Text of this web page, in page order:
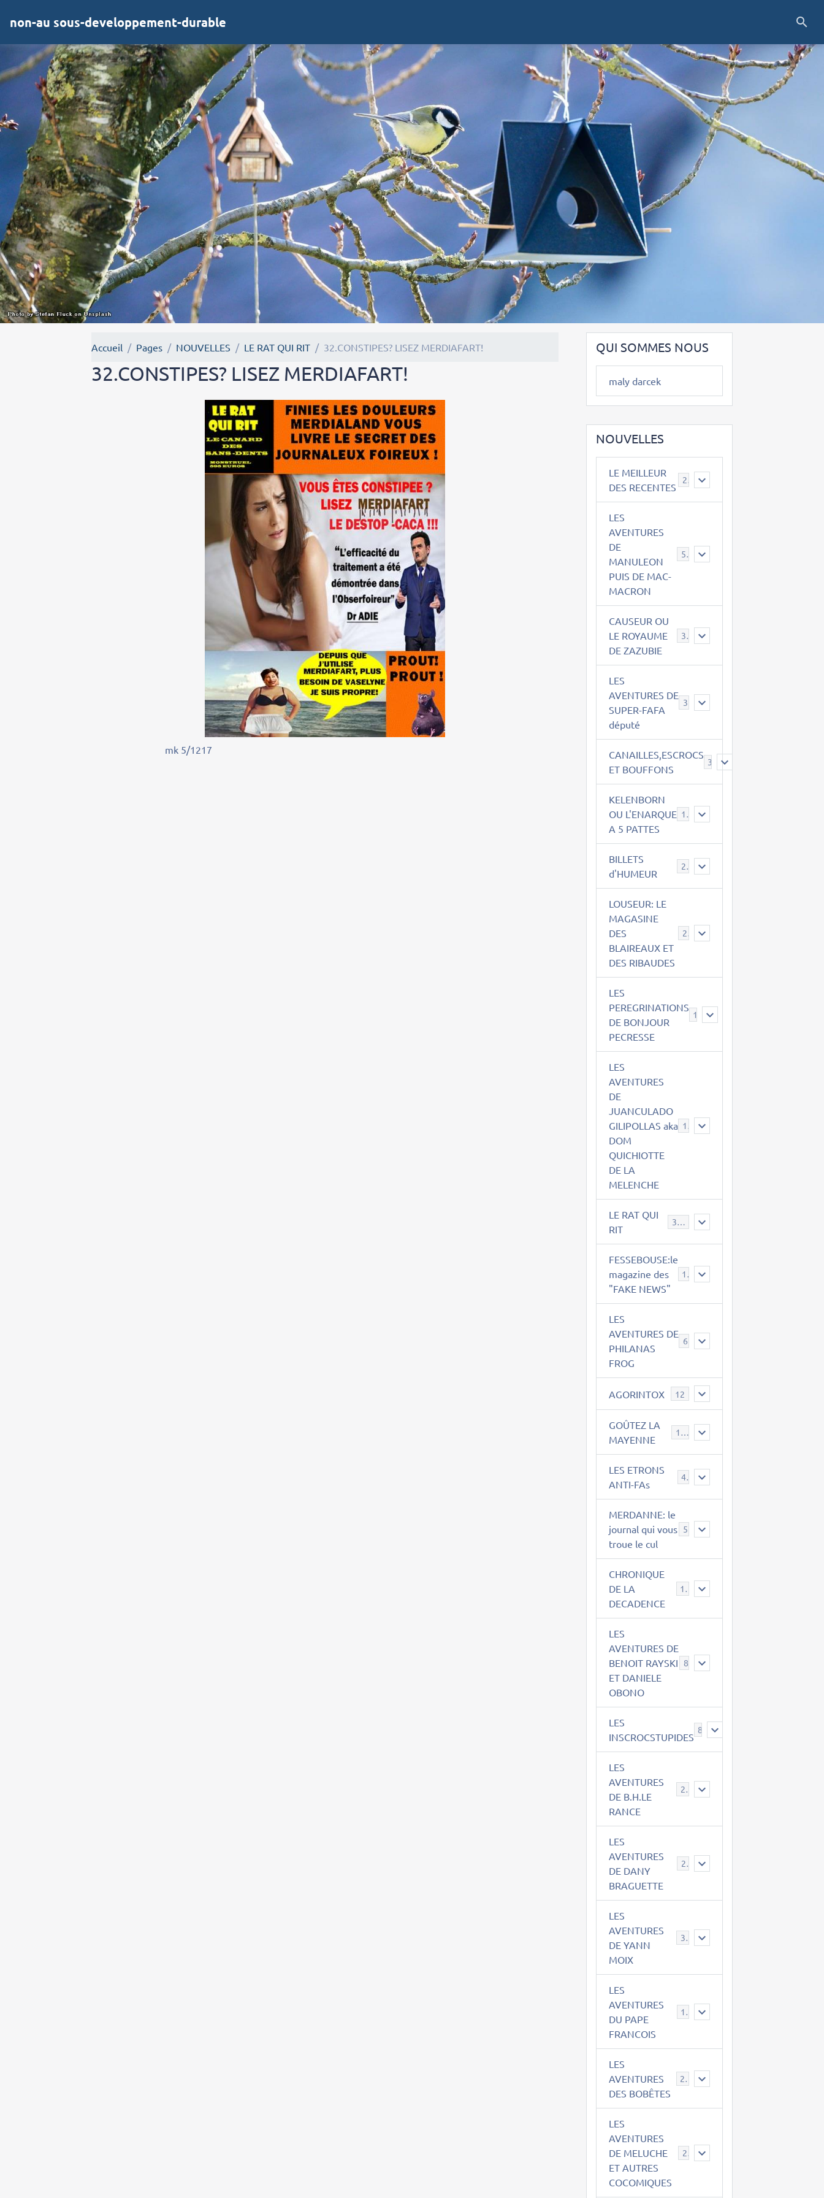
non-au sous-developpement-durable
Accueil Pages NOUVELLES LE RAT QUI RIT 32.CONSTIPES? LISEZ MERDIAFART!
32.CONSTIPES? LISEZ MERDIAFART!
mk 5/1217
QUI SOMMES NOUS
maly darcek
NOUVELLES
LE MEILLEUR
DES RECENTES
2
LES
AVENTURES
DE
MANULEON
PUIS DE MAC-
MACRON
543
CAUSEUR OU
LE ROYAUME
DE ZAZUBIE
38
LES
AVENTURES DE
SUPER-FAFA
député
CANAILLES,ESCROCS
ET BOUFFONS
385
KELENBORN
OU L'ENARQUE
A 5 PATTES
14
BILLETS
d'HUMEUR
2
LOUSEUR: LE
MAGASINE
DES
BLAIREAUX ET
DES RIBAUDES
21
LES
PEREGRINATIONS
DE BONJOUR
PECRESSE
14
LES
AVENTURES
DE
JUANCULADO
GILIPOLLAS aka
DOM
QUICHIOTTE
DE LA
MELENCHE
119
LE RAT QUI
RIT
395
FESSEBOUSE:le
magazine des
"FAKE NEWS"
19
LES
AVENTURES DE
PHILANAS
FROG
AGORINTOX 12
GOÛTEZ LA
MAYENNE
189
LES ETRONS
ANTI-FAs
4
MERDANNE: le
journal qui vous
troue le cul
CHRONIQUE
DE LA
DECADENCE
12
LES
AVENTURES DE
BENOIT RAYSKI
ET DANIELE
OBONO
LES
INSCROCSTUPIDES
8
LES
AVENTURES
DE B.H.LE
RANCE
21
LES
AVENTURES
DE DANY
BRAGUETTE
29
LES
AVENTURES
DE YANN
MOIX
39
LES
AVENTURES
DU PAPE
FRANCOIS
15
LES
AVENTURES
DES BOBÊTES
23
LES
AVENTURES
DE MELUCHE
ET AUTRES
COCOMIQUES
22